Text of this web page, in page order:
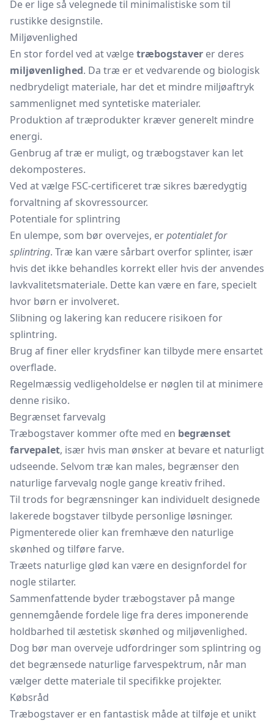
De er lige så velegnede til minimalistiske som til
rustikke designstile.
Miljøvenlighed
En stor fordel ved at vælgetræbogstaver er deres
miljøvenlighed. Da træ er et vedvarende og biologisk
nedbrydeligt materiale, har det et mindre miljøaftryk
sammenlignet med syntetiske materialer.
Produktion af træprodukter kræver generelt mindre
energi.
Genbrug af træ er muligt, og træbogstaver kan let
dekomposteres.
Ved at vælge FSC-certificeret træ sikres bæredygtig
forvaltning af skovressourcer.
Potentiale for splintring
En ulempe, som bør overvejes, erpotentialet for
splintring. Træ kan være sårbart overfor splinter, især
hvis det ikke behandles korrekt eller hvis der anvendes
lavkvalitetsmateriale. Dette kan være en fare, specielt
hvor børn er involveret.
Slibning og lakering kan reducere risikoen for
splintring.
Brug af finer eller krydsfiner kan tilbyde mere ensartet
overflade.
Regelmæssig vedligeholdelse er nøglen til at minimere
denne risiko.
Begrænset farvevalg
Træbogstaver kommer ofte med en begrænset
farvepalet, især hvis man ønsker at bevare et naturligt
udseende. Selvom træ kan males, begrænser den
naturlige farvevalg nogle gange kreativ frihed.
Til trods for begrænsninger kan individuelt designede
lakerede bogstaver tilbyde personlige løsninger.
Pigmenterede olier kan fremhæve den naturlige
skønhed og tilføre farve.
Træets naturlige glød kan være en designfordel for
nogle stilarter.
Sammenfattende byder træbogstaver på mange
gennemgående fordele lige fra deres imponerende
holdbarhed til æstetisk skønhed og miljøvenlighed.
Dog bør man overveje udfordringer som splintring og
det begrænsede naturlige farvespektrum, når man
vælger dette materiale til specifikke projekter.
Købsråd
Træbogstaver er en fantastisk måde at tilføje et unikt